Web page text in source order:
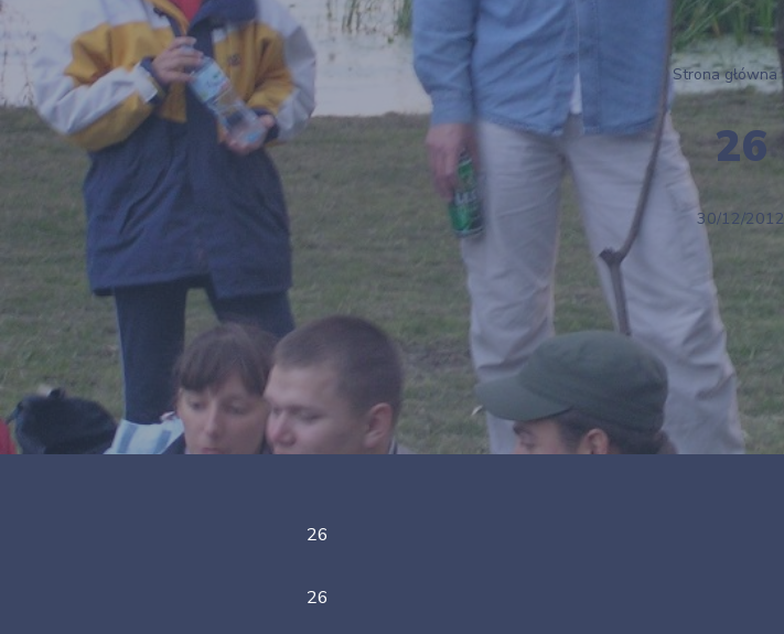
Strona główna»
26
30/12/2012
26
26